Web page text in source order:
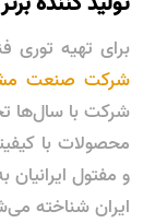
برای تهیه توری
شرکت صنعت مش
شرکت با سال‌ها
محصولات با
و مفتول
ایران شناخته